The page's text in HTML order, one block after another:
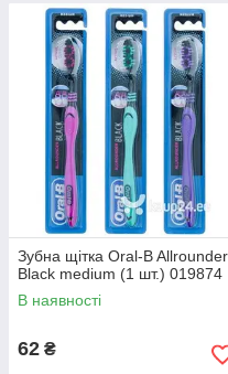
звернути
Зубна щітка Oral-B Allrounder
Black medium (1 шт.) 019874
В наявності
62 ₴